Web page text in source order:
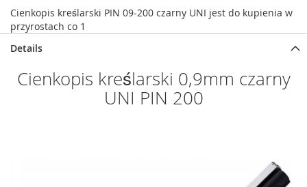
Cienkopis kreślarski PIN 09-200 czarny UNI jest do kupienia w
przyrostach co 1
Details
Cienkopis kreślarski 0,9mm czarny
UNI PIN 200